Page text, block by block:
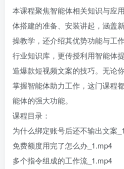
本课程聚焦智能体相关知识与应
体搭建的准备、安装讲起，涵盖
操教学，还介绍其优势功能与工
行业知识库，更传授利用智能体
造爆款短视频文案的技巧。无论
掌握智能体助力工作，这门课程
能体的强大功能。
课程目录：
为什么绑定账号后还不输出文案
免费额度用完了怎么办_1.mp4
多个指令组成的工作流_1.mp4